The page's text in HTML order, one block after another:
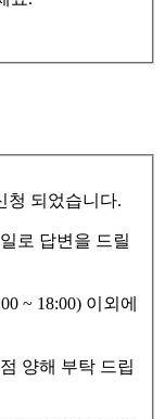
청 되었습니다.
로 답변을 드릴
~ 18:00) 이외에
양해 부탁 드립